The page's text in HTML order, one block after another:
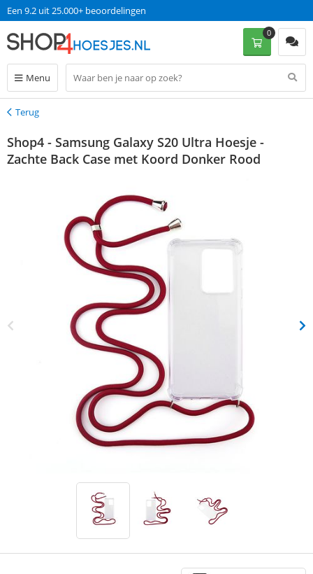
Een 9.2 uit 25.000+ beoordelingen
Menu
0
Terug
Terug
Shop4 - Samsung Galaxy S20 Ultra Hoesje -
Zachte Back Case met Koord Donker Rood